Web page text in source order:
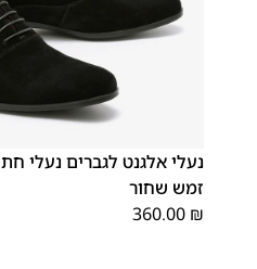
זמש שחור
360.00 ₪